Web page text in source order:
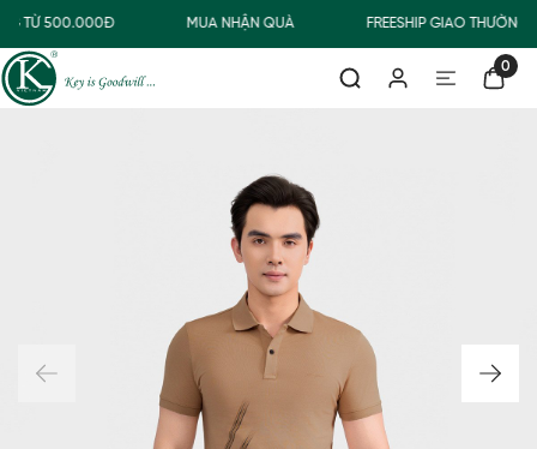
TỪ 500.000Đ MUA NHẬN QUÀ FREESHIP GIAO
0